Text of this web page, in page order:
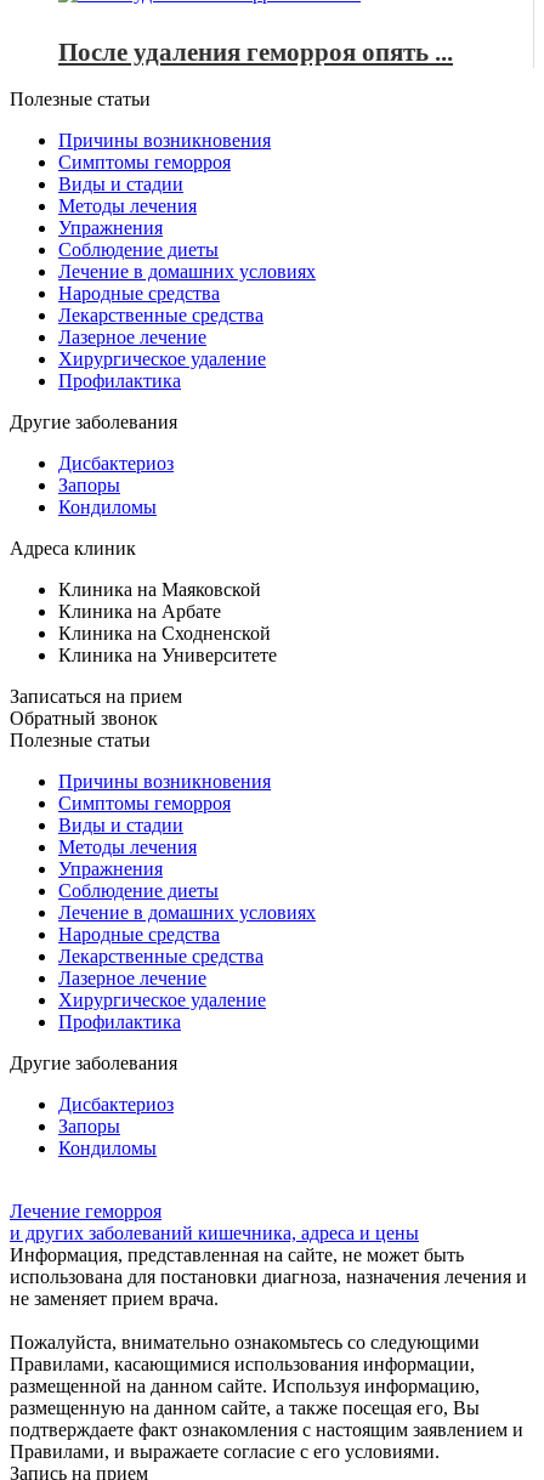
После удаления геморроя опять ...
Полезные статьи
Причины возникновения
Симптомы геморроя
Виды и стадии
Методы лечения
Упражнения
Соблюдение диеты
Лечение в домашних условиях
Народные средства
Лекарственные средства
Лазерное лечение
Хирургическое удаление
Профилактика
Другие заболевания
Дисбактериоз
Запоры
Кондиломы
Адреса клиник
Клиника на Маяковской
Клиника на Арбате
Клиника на Сходненской
Клиника на Университете
Записаться на прием
Обратный звонок
Полезные статьи
Причины возникновения
Симптомы геморроя
Виды и стадии
Методы лечения
Упражнения
Соблюдение диеты
Лечение в домашних условиях
Народные средства
Лекарственные средства
Лазерное лечение
Хирургическое удаление
Профилактика
Другие заболевания
Дисбактериоз
Запоры
Кондиломы
Лечение геморроя
и других заболеваний кишечника, адреса и цены
Информация, представленная на сайте, не может быть
использована для постановки диагноза, назначения лечения и
не заменяет прием врача.
Пожалуйста, внимательно ознакомьтесь со следующими
Правилами, касающимися использования информации,
размещенной на данном сайте. Используя информацию,
размещенную на данном сайте, а также посещая его, Вы
подтверждаете факт ознакомления с настоящим заявлением и
Правилами, и выражаете согласие с его условиями.
Запись на прием